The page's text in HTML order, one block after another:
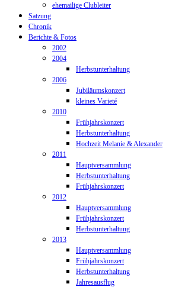
ehemailige Clubleiter
Satzung
Chronik
Berichte & Fotos
2002
2004
Herbstunterhaltung
2006
Jubiläumskonzert
kleines Varieté
2010
Frühjahrskonzert
Herbstunterhaltung
Hochzeit Melanie & Alexander
2011
Hauptversammlung
Herbstunterhaltung
Frühjahrskonzert
2012
Hauptversammlung
Frühjahrskonzert
Herbstunterhaltung
2013
Hauptversammlung
Frühjahrskonzert
Herbstunterhaltung
Jahresausflug